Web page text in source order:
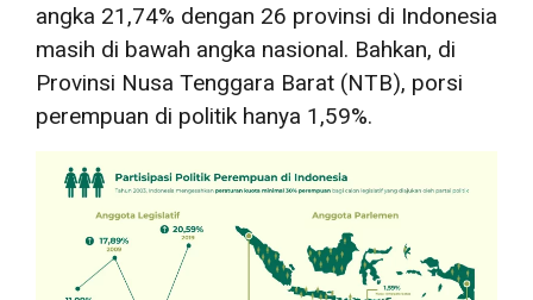
angka 21,74% dengan 26 provinsi di Indonesia
masih di bawah angka nasional. Bahkan, di
Provinsi Nusa Tenggara Barat (NTB), porsi
perempuan di politik hanya 1,59%.